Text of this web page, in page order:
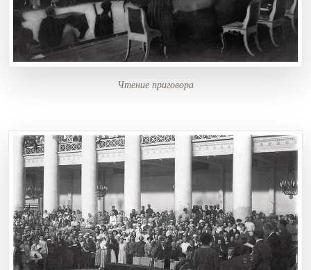
Чтение приговора